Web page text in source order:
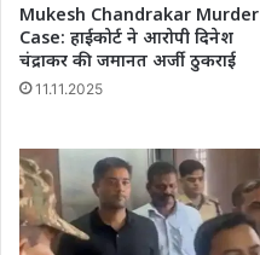
Mukesh Chandrakar Murder
Case: हाईकोर्ट ने आरोपी दिनेश
चंद्राकर की जमानत अर्जी ठुकराई
11.11.2025